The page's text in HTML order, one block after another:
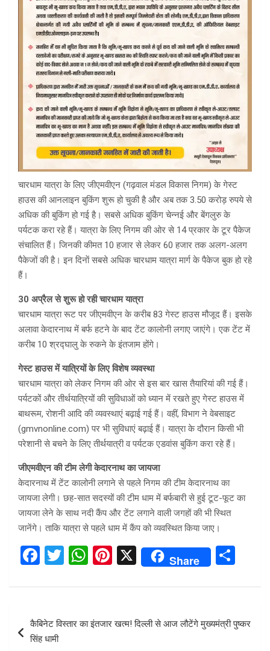
चारधाम यात्रा के लिए जीएमवीएन (गढ़वाल मंडल विकास निगम) के गेस्ट
हाउस की आनलाइन बुकिंग शुरू हो चुकी है और अब तक 3.50 करोड़ रुपये से
अधिक की बुकिंग हो गई है। सबसे अधिक बुकिंग चेन्नई और बेंगलुरु के
पर्यटक करा रहे हैं। यात्रा के लिए निगम की ओर से 14 प्रकार के टूर पैकेज
संचालित हैं। जिनकी कीमत 10 हजार से लेकर 60 हजार तक अलग-अलग
पैकेजों की है। इन दिनाें सबसे अधिक चारधाम यात्रा मार्ग के पैकेज बुक हो रहे
हैं।
30 अप्रैल से शुरू हो रही चारधाम यात्रा
चारधाम यात्रा रूट पर जीएमवीएन के करीब 83 गेस्ट हाउस मौजूद हैं। इसके
अलावा केदारनाथ में बर्फ हटने के बाद टेंट कालोनी लगाए जाएंगे। एक टेंट में
करीब 10 श्रद्घालु के रुकने के इंतजाम होंगे।
गेस्ट हाउस में यात्रियों के लिए विशेष व्यवस्था
चारधाम यात्रा को लेकर निगम की ओर से इस बार खास तैयारियां की गई हैं।
पर्यटकों और तीर्थयात्रियों की सुविधाओं को ध्यान में रखते हुए गेस्ट हाउस में
बाथरूम, रोशनी आदि की व्यवस्थाएं बढ़ाई गई हैं। वहीं, विभाग ने वेबसाइट
(gmvnonline.com) पर भी सुविधाएं बढ़ाई हैं। यात्रा के दौरान किसी भी
परेशानी से बचने के लिए तीर्थयात्री व पर्यटक एडवांस बुकिंग करा रहे हैं।
जीएमवीएन की टीम लेगी केदारनाथ का जायजा
केदारनाथ में टेंट कालोनी लगाने से पहले निगम की टीम केदारनाथ का
जायजा लेगी। छह-सात सदस्यों की टीम धाम में बर्फबारी से हुई टूट-फूट का
जायजा लेने के साथ नदी कैंप और टेंट लगाने वाली जगहों की भी स्थित
जानेंगे। ताकि यात्रा से पहले धाम में कैंप को व्यवस्थित किया जाए।
F
ce
b
o
T
tt
W
at
s
A
Pi
er
t
X Share
ar
navigation
कैबिनेट विस्तार का इंतजार खत्म! दिल्‍ली से आज लौटेंगे मुख्यमंत्री पुष्कर
सिंह धामी